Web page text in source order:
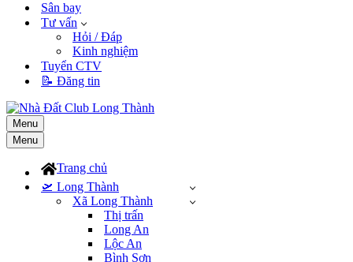
Sân bay
Tư vấn
Hỏi / Đáp
Kinh nghiệm
Tuyển CTV
📝 Đăng tin
Menu
Menu
Trang chủ
🛫 Long Thành
Xã Long Thành
Thị trấn
Long An
Lộc An
Bình Sơn